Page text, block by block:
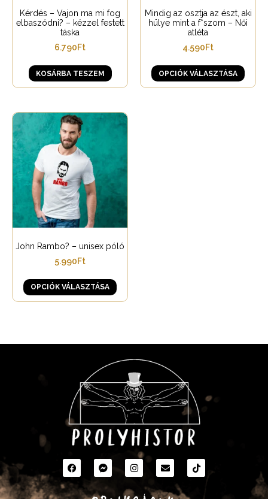
Kérdés – Vajon ma mi fog
elbaszódni? – kézzel festett
táska
6.790Ft
KOSÁRBA TESZEM
Mindig az osztja az észt, aki
hülye mint a f*szom – Női
atléta
4.590Ft
OPCIÓK VÁLASZTÁSA
John Rambo? – unisex póló
5.990Ft
OPCIÓK VÁLASZTÁSA